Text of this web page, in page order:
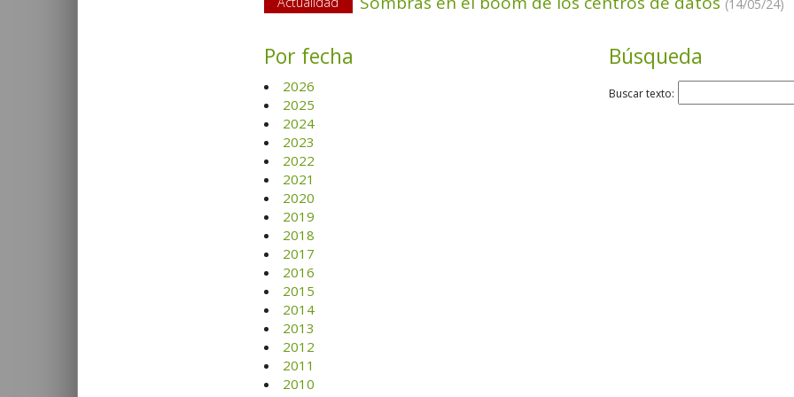
(14/05/24)
Por fecha
2026
2025
2024
2023
2022
2021
2020
2019
2018
2017
2016
2015
2014
2013
2012
2011
2010
Búsqueda
Buscar texto: